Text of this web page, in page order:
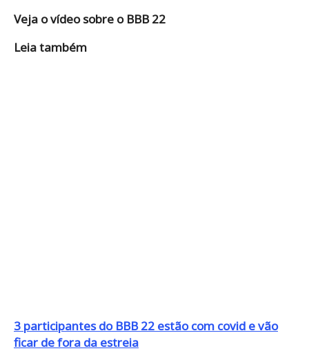
Veja o vídeo sobre o BBB 22
Leia também
3 participantes do BBB 22 estão com covid e vão
ficar de fora da estreia